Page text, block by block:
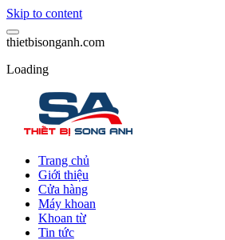
Skip to content
thietbisonganh.com
Loading
Trang chủ
Giới thiệu
Cửa hàng
Máy khoan
Khoan từ
Tin tức